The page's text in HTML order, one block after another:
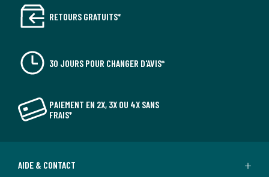
RETOURS GRATUITS*
30 JOURS POUR CHANGER D'AVIS*
PAIEMENT EN 2X, 3X OU 4X SANS
FRAIS*
AIDE & CONTACT